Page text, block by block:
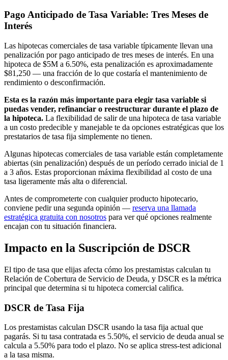
Pago Anticipado de Tasa Variable: Tres Meses de
Interés
Las hipotecas comerciales de tasa variable típicamente llevan una
penalización por pago anticipado de tres meses de interés. En una
hipoteca de $5M a 6.50%, esta penalización es aproximadamente
$81,250 — una fracción de lo que costaría el mantenimiento de
rendimiento o desconfirmación.
Esta es la razón más importante para elegir tasa variable si
puedas vender, refinanciar o reestructurar durante el plazo de
la hipoteca. La flexibilidad de salir de una hipoteca de tasa variable
a un costo predecible y manejable te da opciones estratégicas que los
prestatarios de tasa fija simplemente no tienen.
Algunas hipotecas comerciales de tasa variable están completamente
abiertas (sin penalización) después de un período cerrado inicial de 1
a 3 años. Estas proporcionan máxima flexibilidad al costo de una
tasa ligeramente más alta o diferencial.
Antes de comprometerte con cualquier producto hipotecario,
conviene pedir una segunda opinión — reserva una llamada
estratégica gratuita con nosotros para ver qué opciones realmente
encajan con tu situación financiera.
Impacto en la Suscripción de DSCR
El tipo de tasa que elijas afecta cómo los prestamistas calculan tu
Relación de Cobertura de Servicio de Deuda, y DSCR es la métrica
principal que determina si tu hipoteca comercial califica.
DSCR de Tasa Fija
Los prestamistas calculan DSCR usando la tasa fija actual que
pagarás. Si tu tasa contratada es 5.50%, el servicio de deuda anual se
calcula a 5.50% para todo el plazo. No se aplica stress-test adicional
a la tasa misma.